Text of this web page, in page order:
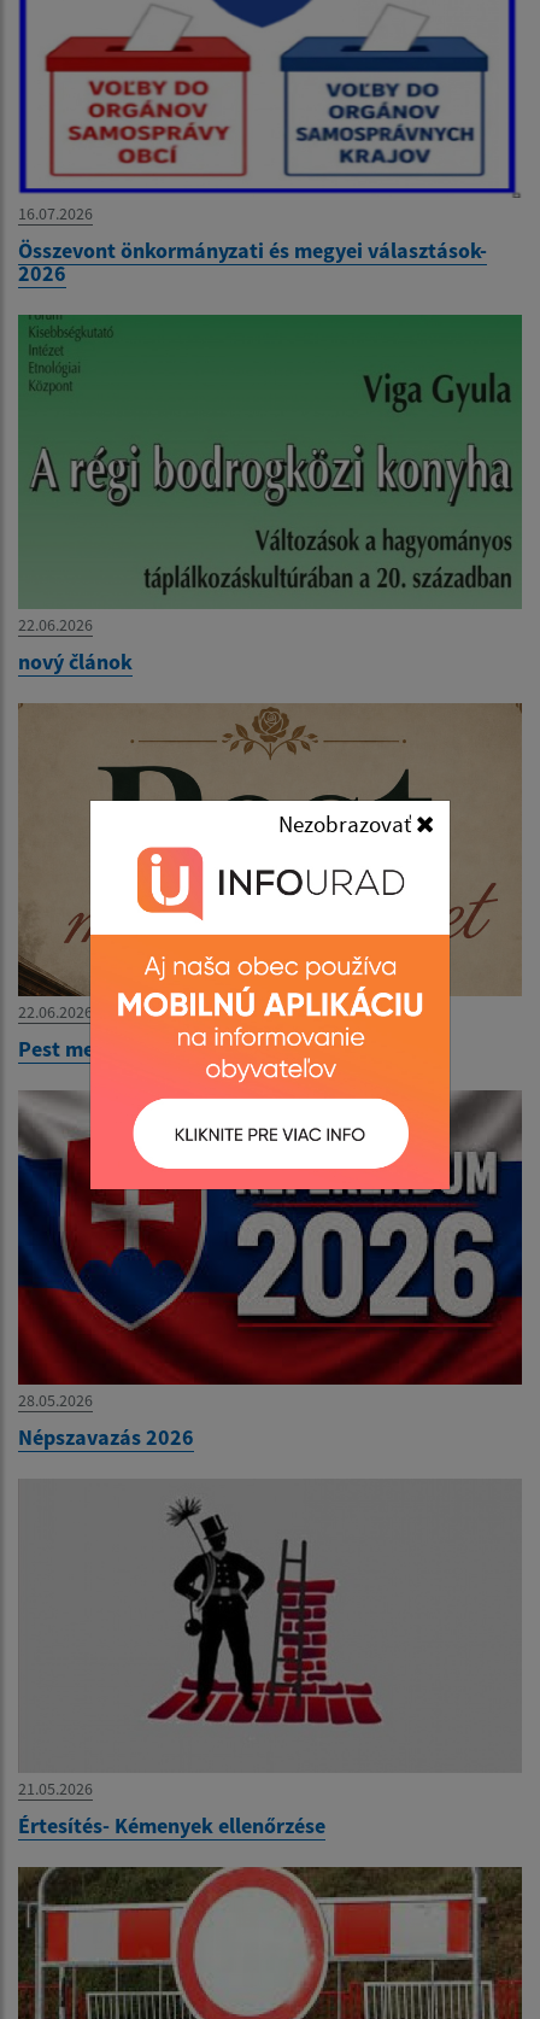
16.07.2026
Összevont önkormányzati és megyei választások-
2026
22.06.2026
nový článok
22.06.2026
Pest megér egy estet
28.05.2026
Népszavazás 2026
21.05.2026
Értesítés- Kémenyek ellenőrzése
Nezobrazovať